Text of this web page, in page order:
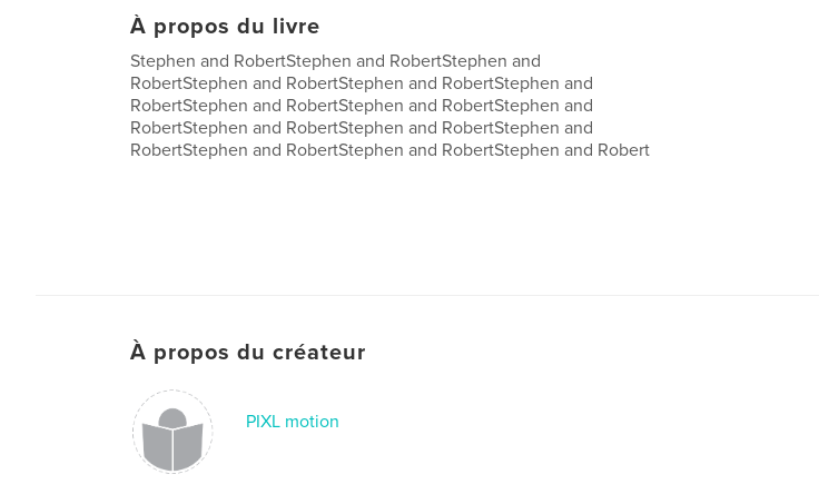
À propos du livre
Stephen and RobertStephen and RobertStephen and
RobertStephen and RobertStephen and RobertStephen and
RobertStephen and RobertStephen and RobertStephen and
RobertStephen and RobertStephen and RobertStephen and
RobertStephen and RobertStephen and RobertStephen and Robert
À propos du créateur
PIXL motion